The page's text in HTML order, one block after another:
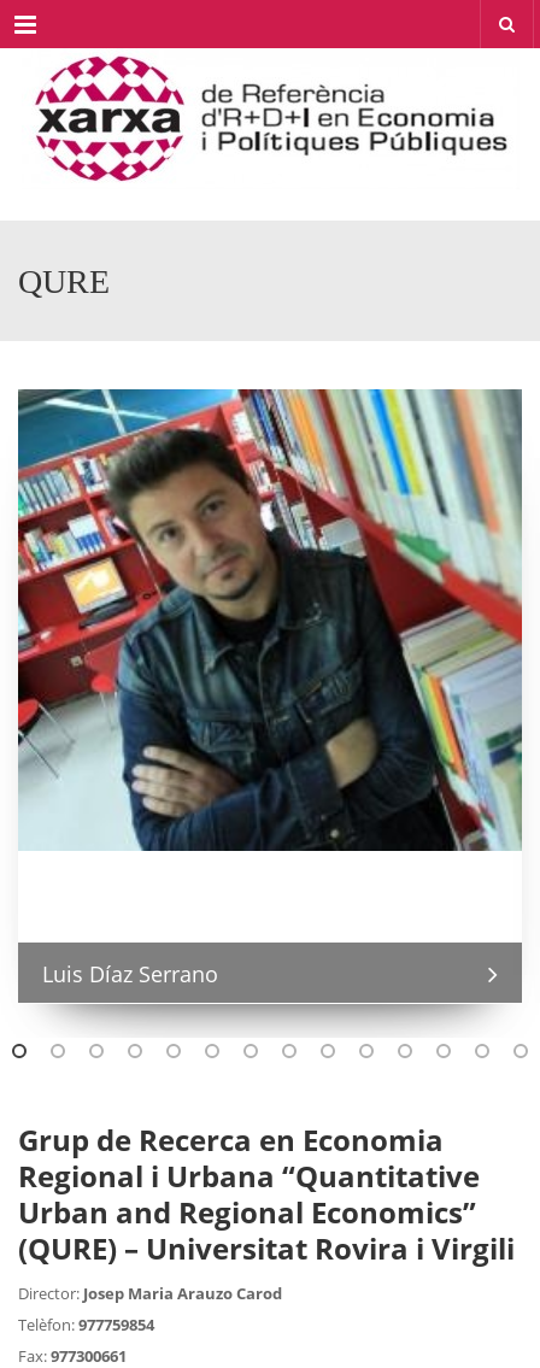
Menu
QURE
Luis Díaz Serrano
Grup de Recerca en Economia
Regional i Urbana “Quantitative
Urban and Regional Economics”
(QURE) – Universitat Rovira i Virgili
Director: Josep Maria Arauzo Carod
Telèfon:977759854
Fax:977300661